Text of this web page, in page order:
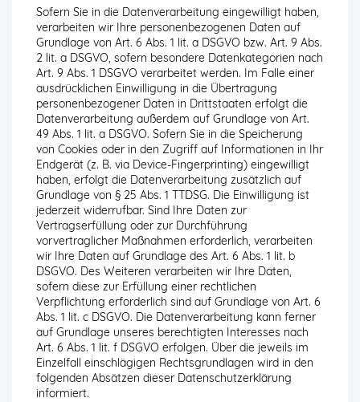
Sofern Sie in die Datenverarbeitung eingewilligt haben,
verarbeiten wir Ihre personenbezogenen Daten auf
Grundlage von Art. 6 Abs. 1 lit. a DSGVO bzw. Art. 9 Abs.
2 lit. a DSGVO, sofern besondere Datenkategorien nach
Art. 9 Abs. 1 DSGVO verarbeitet werden. Im Falle einer
ausdrücklichen Einwilligung in die Übertragung
personenbezogener Daten in Drittstaaten erfolgt die
Datenverarbeitung außerdem auf Grundlage von Art.
49 Abs. 1 lit. a DSGVO. Sofern Sie in die Speicherung
von Cookies oder in den Zugriff auf Informationen in Ihr
Endgerät (z. B. via Device-Fingerprinting) eingewilligt
haben, erfolgt die Datenverarbeitung zusätzlich auf
Grundlage von § 25 Abs. 1 TTDSG. Die Einwilligung ist
jederzeit widerrufbar. Sind Ihre Daten zur
Vertragserfüllung oder zur Durchführung
vorvertraglicher Maßnahmen erforderlich, verarbeiten
wir Ihre Daten auf Grundlage des Art. 6 Abs. 1 lit. b
DSGVO. Des Weiteren verarbeiten wir Ihre Daten,
sofern diese zur Erfüllung einer rechtlichen
Verpflichtung erforderlich sind auf Grundlage von Art. 6
Abs. 1 lit. c DSGVO. Die Datenverarbeitung kann ferner
auf Grundlage unseres berechtigten Interesses nach
Art. 6 Abs. 1 lit. f DSGVO erfolgen. Über die jeweils im
Einzelfall einschlägigen Rechtsgrundlagen wird in den
folgenden Absätzen dieser Datenschutzerklärung
informiert.